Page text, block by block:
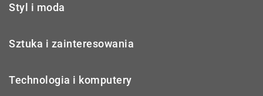
Styl i moda
Sztuka i zainteresowania
Technologia i komputery